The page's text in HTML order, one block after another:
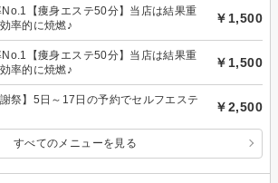
【痩身エステ50分】当店は結果重
率的に焼燃♪
￥1,500
【痩身エステ50分】当店は結果重
率的に焼燃♪
￥1,500
祭】5日～17日の予約でセルフエステ
￥2,500
すべてのメニューを見る